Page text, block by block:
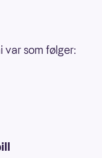
som følger: